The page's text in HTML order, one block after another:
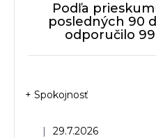
Podľa
posledných 90
odporučilo
Hodnotenie obchodu je
| 29.7.2026
+ Spokojnosť